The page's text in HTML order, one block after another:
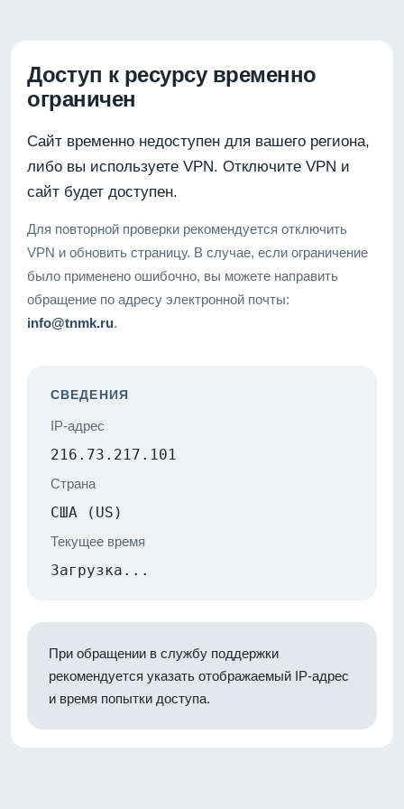
Доступ к ресурсу временно
ограничен
Сайт временно недоступен для вашего региона,
либо вы используете VPN. Отключите VPN и
сайт будет доступен.
Для повторной проверки рекомендуется отключить
VPN и обновить страницу. В случае, если ограничение
было применено ошибочно, вы можете направить
обращение по адресу электронной почты:
info@tnmk.ru.
СВЕДЕНИЯ
IP-адрес
216.73.217.101
Страна
США (US)
Текущее время
Загрузка...
При обращении в службу поддержки
рекомендуется указать отображаемый IP-адрес
и время попытки доступа.